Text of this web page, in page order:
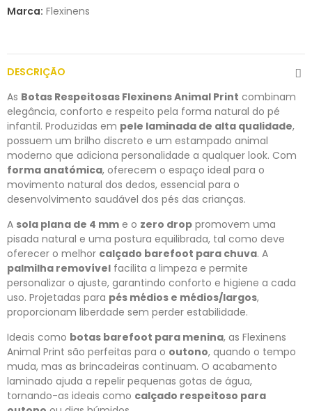
Marca: Flexinens
DESCRIÇÃO
As Botas Respeitosas Flexinens Animal Print combinam
elegância, conforto e respeito pela forma natural do pé
infantil. Produzidas em pele laminada de alta qualidade,
possuem um brilho discreto e um estampado animal
moderno que adiciona personalidade a qualquer look. Com
forma anatómica, oferecem o espaço ideal para o
movimento natural dos dedos, essencial para o
desenvolvimento saudável dos pés das crianças.
A sola plana de 4 mm e o zero drop promovem uma
pisada natural e uma postura equilibrada, tal como deve
oferecer o melhor calçado barefoot para chuva. A
palmilha removível facilita a limpeza e permite
personalizar o ajuste, garantindo conforto e higiene a cada
uso. Projetadas para pés médios e médios/largos,
proporcionam liberdade sem perder estabilidade.
Ideais como botas barefoot para menina, as Flexinens
Animal Print são perfeitas para o outono, quando o tempo
muda, mas as brincadeiras continuam. O acabamento
laminado ajuda a repelir pequenas gotas de água,
tornando-as ideais como calçado respeitoso para